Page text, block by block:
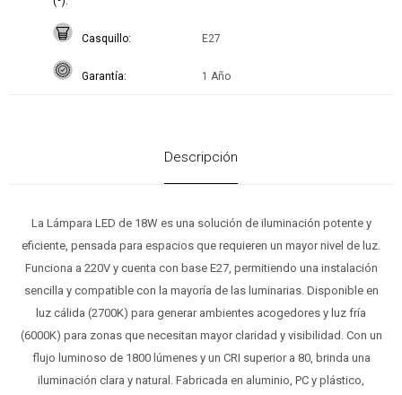
Casquillo E27
Garantía 1 Año
Descripción
La Lámpara LED de 18W es una solución de iluminación potente y
eficiente, pensada para espacios que requieren un mayor nivel de luz.
Funciona a 220V y cuenta con base E27, permitiendo una instalación
sencilla y compatible con la mayoría de las luminarias. Disponible en
luz cálida (2700K) para generar ambientes acogedores y luz fría
(6000K) para zonas que necesitan mayor claridad y visibilidad. Con un
flujo luminoso de 1800 lúmenes y un CRI superior a 80, brinda una
iluminación clara y natural. Fabricada en aluminio, PC y plástico,